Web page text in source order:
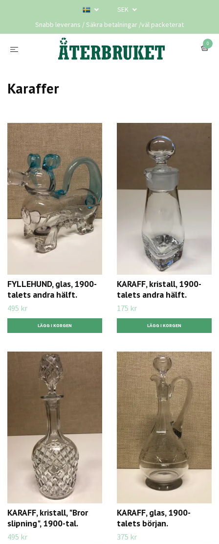
SEK
Snabb leverans / Säkra betalningar /väl packeterat
0
Karaffer
FYLLEHUND, glas, 1900-
talets andra hälft.
495 kr
KARAFF, kristall, 1900-
talets andra hälft.
175 kr
KARAFF, kristall, "Bror
slipning", 1900-tal.
495 kr
KARAFF, glas, 1900-
talets början.
375 kr